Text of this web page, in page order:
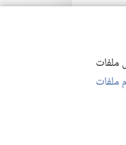
ملفات
ملفات